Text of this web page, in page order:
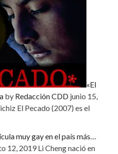
«El
by Redacción CDD junio 15,
El Pecado (2007) es el
muy gay en el país más…
12, 2019 Li Cheng nació en